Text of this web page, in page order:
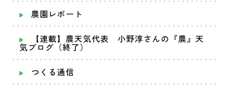
農園レポート
【連載】農天気代表 小野淳さんの『農』天
気ブログ（終了）
つくる通信